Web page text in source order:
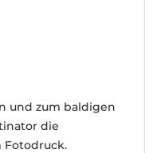
und zum baldigen
die
Fotodruck.